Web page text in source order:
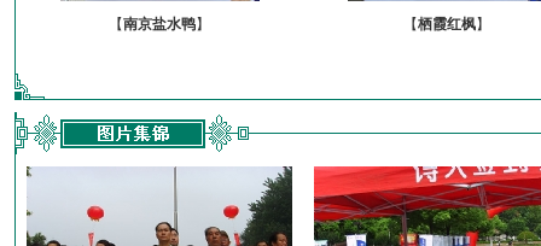
【南京盐水鸭】 【栖霞红枫】